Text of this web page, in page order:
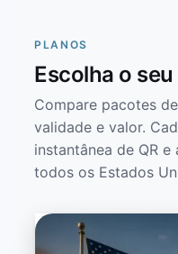
PLANOS
Escolha o
Compare pacotes
validade e valor.
instantânea de QR
todos os Estados